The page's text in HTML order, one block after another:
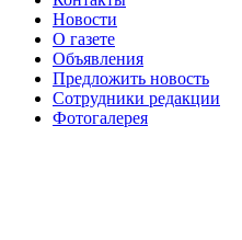
августа 2016 г
августа 2012 г
Новости
О газете
Объявления
Предложить новость
Сотрудники редакции
Фотогалерея